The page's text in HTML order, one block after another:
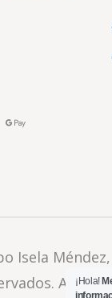
Isela Méndez
Aviso
¡Hola!